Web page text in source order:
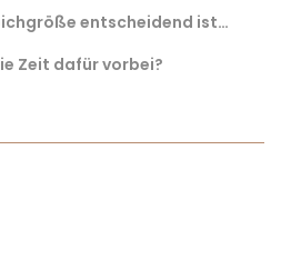
entscheidend ist…
Zeit dafür vorbei?